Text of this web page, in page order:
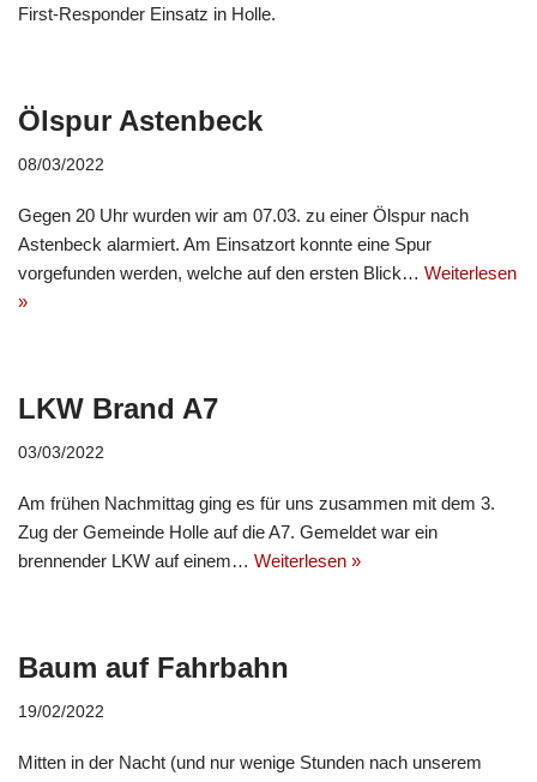
First-Responder Einsatz in Holle.
Ölspur Astenbeck
08/03/2022
Gegen 20 Uhr wurden wir am 07.03. zu einer Ölspur nach
Astenbeck alarmiert. Am Einsatzort konnte eine Spur
vorgefunden werden, welche auf den ersten Blick… Weiterlesen
»
LKW Brand A7
03/03/2022
Am frühen Nachmittag ging es für uns zusammen mit dem 3.
Zug der Gemeinde Holle auf die A7. Gemeldet war ein
brennender LKW auf einem… Weiterlesen »
Baum auf Fahrbahn
19/02/2022
Mitten in der Nacht (und nur wenige Stunden nach unserem